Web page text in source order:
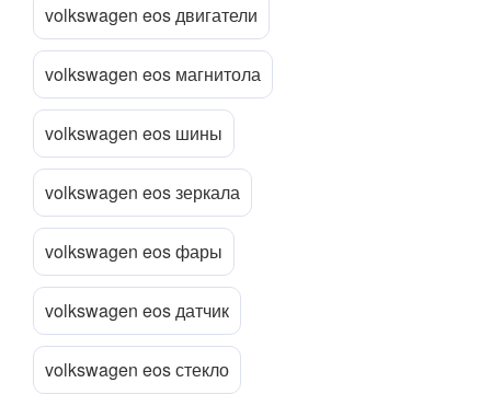
volkswagen eos двигатели
volkswagen eos магнитола
volkswagen eos шины
volkswagen eos зеркала
volkswagen eos фары
volkswagen eos датчик
volkswagen eos стекло